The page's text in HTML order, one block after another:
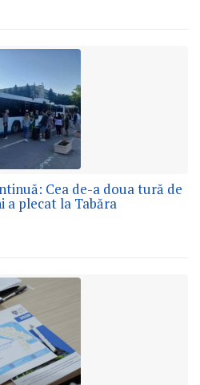
Cea de-a doua tură de
a plecat la Tabăra